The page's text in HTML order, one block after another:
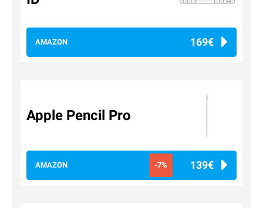
AMAZON 169€
Apple Pencil Pro
AMAZON -7% 139€